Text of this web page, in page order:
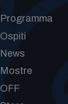
Programma
Ospiti
News
Mostre
OFF